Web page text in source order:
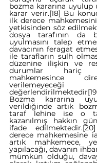
bozma kararına uyulup
karar verir.[18] Bu
ilk derece
yetkisinden söz
dosya tarafının da
uyulmasını talep
davacının feragat
ile tarafların sulh
düzenine ilişkin ve
durumlar
mahkemesince
verilemeyeceği
değerlendirilmektedir
Bozma kararına
verildiğinde artık
taraf lehine ise o
kazanılmış hakkın
ifade edilmektedir.[20]
derece mahkemesine
artık mahkemece,
yapılacağı, davanın
mümkün olduğu,